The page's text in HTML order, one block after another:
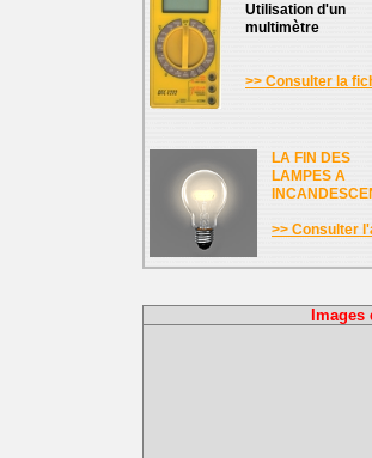
Utilisation d'un
multimètre
>> Consulter la
LA FIN DES
LAMPES A
>> Consulter